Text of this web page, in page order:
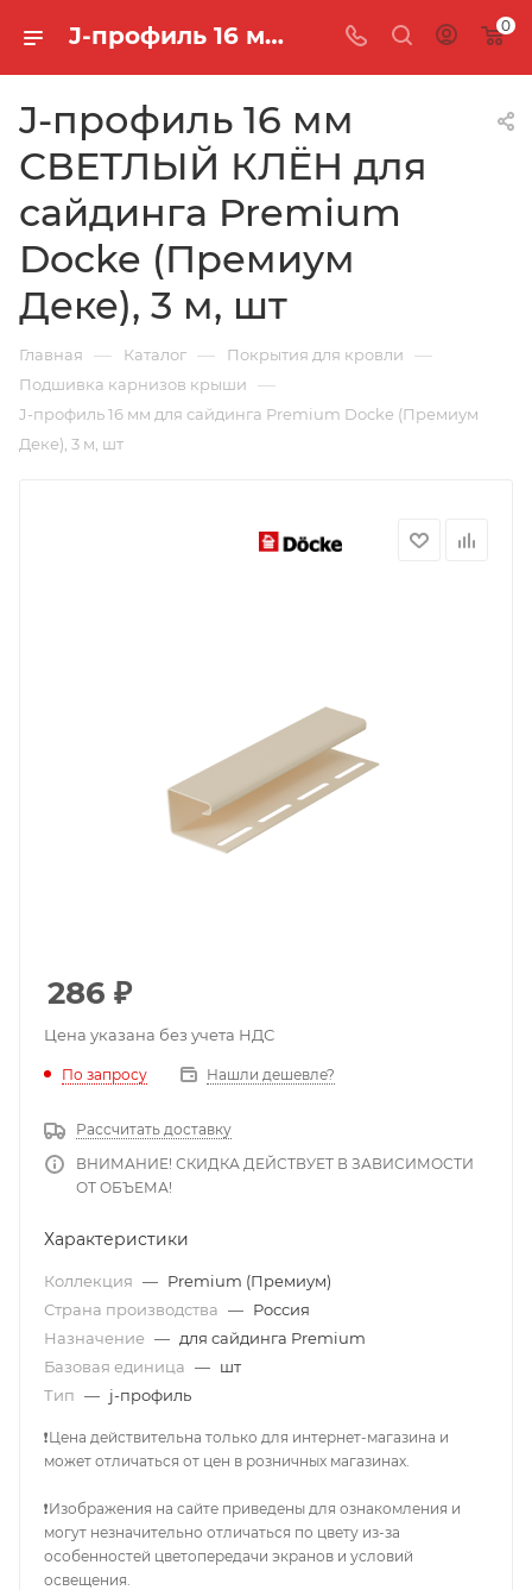
J-профиль 16 мм СВЕТЛЫЙ КЛЁН для сайдинга Premium Docke (Премиум Деке), 3 м, шт 0
J-профиль 16 мм
СВЕТЛЫЙ КЛЁН для
сайдинга Premium
Docke (Премиум
Деке), 3 м, шт
Главная — Каталог — Покрытия для кровли —
Подшивка карнизов крыши —
J-профиль 16 мм для сайдинга Premium Docke (Премиум
Деке), 3 м, шт
286 ₽
Цена указана без учета НДС
По запросу Нашли дешевле?
Рассчитать доставку
ВНИМАНИЕ! СКИДКА ДЕЙСТВУЕТ В ЗАВИСИМОСТИ
ОТ ОБЪЕМА!
Характеристики
Коллекция — Premium (Премиум)
Страна производства — Россия
Назначение — для сайдинга Premium
Базовая единица — шт
Тип — j-профиль
❗Цена действительна только для интернет-магазина и
может отличаться от цен в розничных магазинах.
❗Изображения на сайте приведены для ознакомления и
могут незначительно отличаться по цвету из-за
особенностей цветопередачи экранов и условий
освещения.